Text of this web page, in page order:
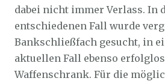
dabei nicht immer Verlass. In
entschiedenen Fall wurde
Bankschließfach gesucht, in
aktuellen Fall ebenso
Waffenschrank. Für die